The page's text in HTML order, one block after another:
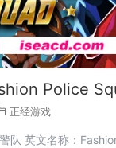
Police
正经游戏
游戏